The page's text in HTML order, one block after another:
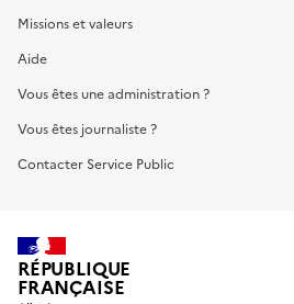
Missions et valeurs
Aide
Vous êtes une administration ?
Vous êtes journaliste ?
Contacter Service Public
RÉPUBLIQUE
FRANÇAISE